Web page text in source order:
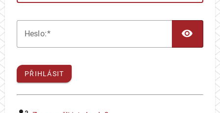
Heslo:
PŘIHLÁSIT